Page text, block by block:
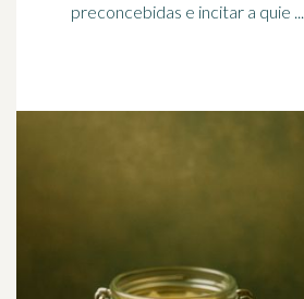
preconcebidas e incitar a quie ...